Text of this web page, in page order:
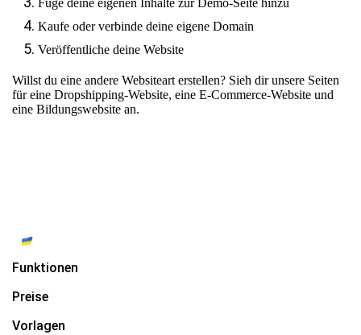
Füge deine eigenen Inhalte zur Demo-Seite hinzu
Kaufe oder verbinde deine eigene Domain
Veröffentliche deine Website
Willst du eine andere Websiteart erstellen? Sieh dir unsere Seiten
füreine Dropshipping-Website, eine E-Commerce-Website und
eine Bildungswebsite an.
Funktionen
Preise
Vorlagen